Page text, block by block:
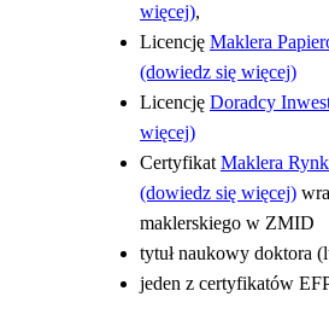
więcej),
Licencję Maklera
(dowiedz się więcej)
Licencję Doradcy
więcej)
Certyfikat Maklera
(dowiedz się więcej)
maklerskiego w ZMID
tytuł naukowy doktora
jeden z certyfikatów